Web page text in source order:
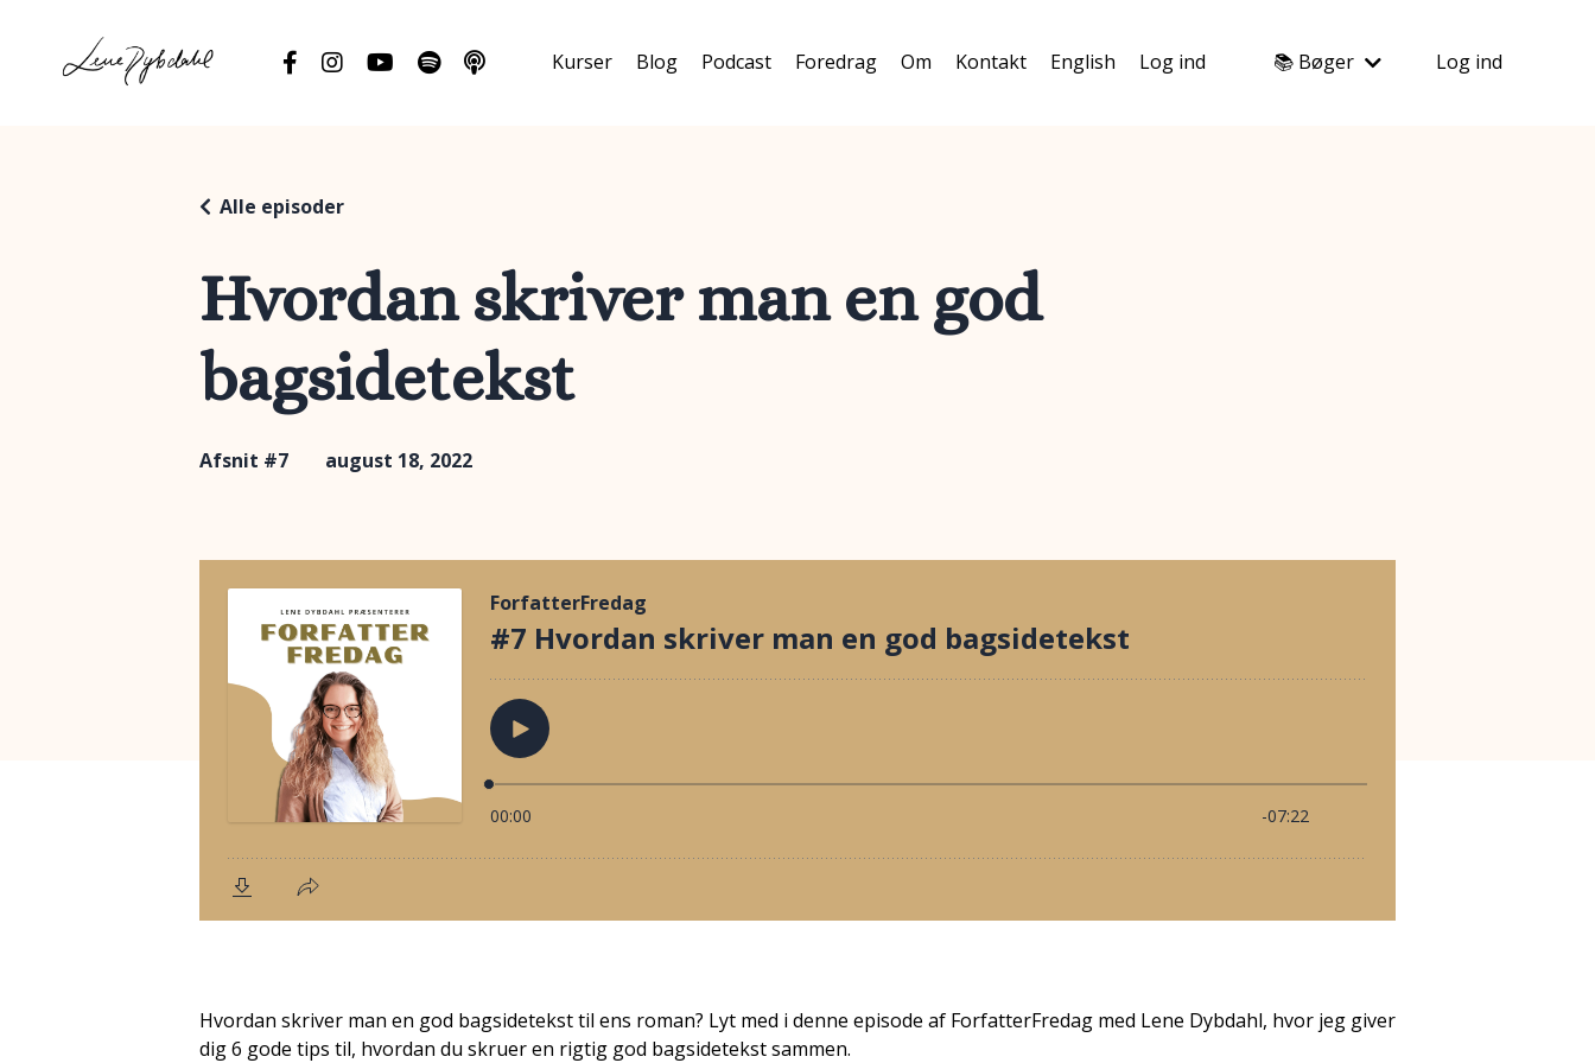
Kurser Blog Podcast Foredrag Om Kontakt English Log ind 📚 Bøger Log ind
Hvordan skriver man en god
bagsidetekst
Alle episoder
Afsnit #7 august 18, 2022
Hvordan skriver man en god bagsidetekst til ens roman? Lyt med i denne episode af ForfatterFredag med Lene Dybdahl, hvor jeg giver
dig 6 gode tips til, hvordan du skruer en rigtig god bagsidetekst sammen.